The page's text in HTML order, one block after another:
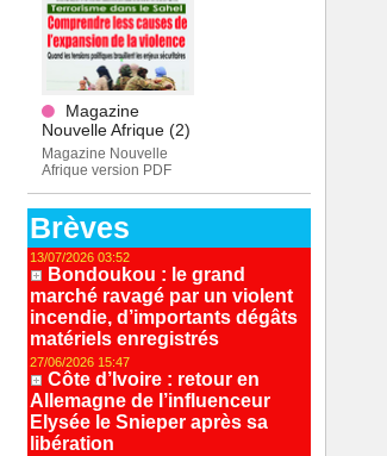
Magazine
Nouvelle Afrique (2)
Magazine Nouvelle
Afrique version PDF
Brèves
13/07/2026 03:52
Bondoukou : le grand
marché ravagé par un violent
incendie, d’importants dégâts
matériels enregistrés
27/06/2026 15:47
Côte d’Ivoire : retour en
Allemagne de l’influenceur
Elysée le Snieper après sa
libération